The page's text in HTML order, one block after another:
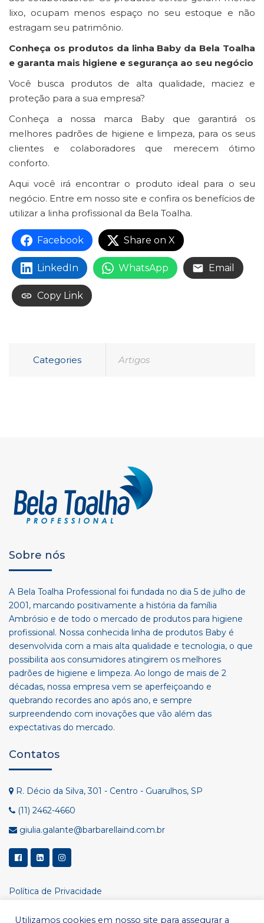
lixo, ocupam menos espaço no seu estoque e não
estragam seu patrimônio.
Conheça os produtos da linha Baby da Bela Toalha
e garanta mais higiene e segurança ao seu negócio
Você busca produtos de alta qualidade, maciez e
proteção para a sua empresa?
Conheça a nossa marca Baby que garantirá os
melhores padrões de higiene e limpeza, para os seus
clientes e colaboradores que merecem ótimo
conforto.
Aqui você irá encontrar o produto ideal para o seu
negócio. Entre em nosso site e confira os benefícios de
utilizar a linha profissional da Bela Toalha.
Facebook Share on X
LinkedIn WhatsApp Email
Copy Link
Categories Artigos
Sobre nós
A Bela Toalha Professional foi fundada no dia 5 de julho de
2001, marcando positivamente a história da família
Ambrósio e de todo o mercado de produtos para higiene
profissional. Nossa conhecida linha de produtos Baby é
desenvolvida com a mais alta qualidade e tecnologia, o que
possibilita aos consumidores atingirem os melhores
padrões de higiene e limpeza. Ao longo de mais de 2
décadas, nossa empresa vem se aperfeiçoando e
quebrando recordes ano após ano, e sempre
surpreendendo com inovações que vão além das
expectativas do mercado.
Contatos
R. Décio da Silva, 301 - Centro - Guarulhos, SP
(11) 2462-4660
giulia.galante@barbarellaind.com.br
Política de Privacidade
Utilizamos cookies em nosso site para assegurar a